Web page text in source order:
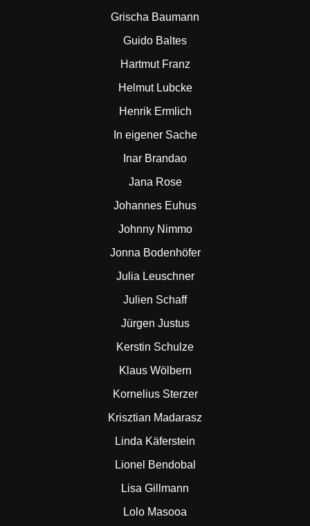
Grischa Baumann
Guido Baltes
Hartmut Franz
Helmut Lubcke
Henrik Ermlich
In eigener Sache
Inar Brandao
Jana Rose
Johannes Euhus
Johnny Nimmo
Jonna Bodenhöfer
Julia Leuschner
Julien Schaff
Jürgen Justus
Kerstin Schulze
Klaus Wölbern
Kornelius Sterzer
Krisztian Madarasz
Linda Käferstein
Lionel Bendobal
Lisa Gillmann
Lolo Masooa